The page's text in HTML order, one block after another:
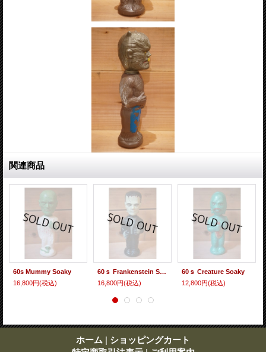
関連商品
60s Mummy Soaky
16,800円(税込)
60ｓ Frankenstein Soaky
16,800円(税込)
60ｓ Creature Soaky
12,800円(税込)
ホーム | ショッピングカート